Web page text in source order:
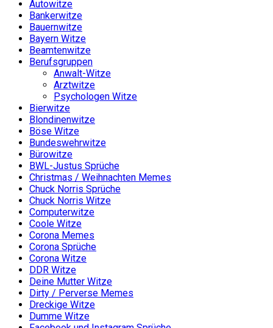
Autowitze
Bankerwitze
Bauernwitze
Bayern Witze
Beamtenwitze
Berufsgruppen
Anwalt-Witze
Arztwitze
Psychologen Witze
Bierwitze
Blondinenwitze
Böse Witze
Bundeswehrwitze
Bürowitze
BWL-Justus Sprüche
Christmas / Weihnachten Memes
Chuck Norris Sprüche
Chuck Norris Witze
Computerwitze
Coole Witze
Corona Memes
Corona Sprüche
Corona Witze
DDR Witze
Deine Mutter Witze
Dirty / Perverse Memes
Dreckige Witze
Dumme Witze